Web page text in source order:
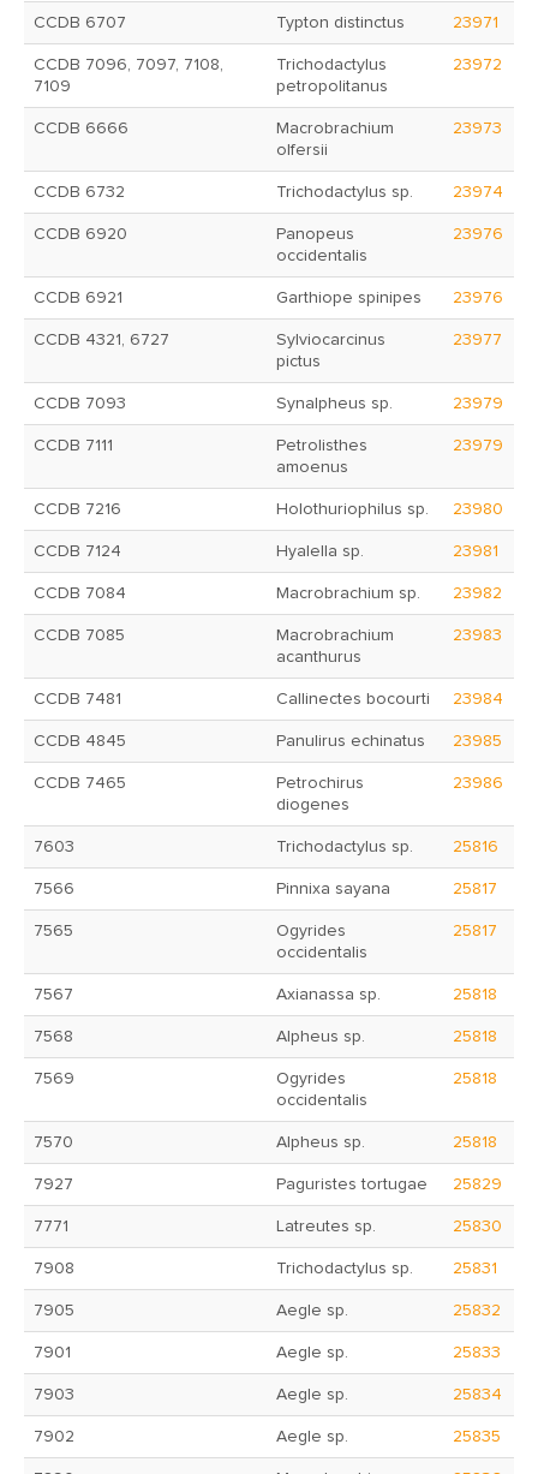
CCDB 6707 Typton distinctus 23971
CCDB 7096, 7097, 7108,
7109
Trichodactylus
petropolitanus
23972
CCDB 6666
Macrobrachium
olfersii
23973
CCDB 6732 Trichodactylus sp. 23974
CCDB 6920
Panopeus
occidentalis
23976
CCDB 6921 Garthiope spinipes 23976
CCDB 4321, 6727
Sylviocarcinus
pictus
23977
CCDB 7093 Synalpheus sp. 23979
CCDB 7111
Petrolisthes
amoenus
23979
CCDB 7216 Holothuriophilus sp. 23980
CCDB 7124 Hyalella sp. 23981
CCDB 7084 Macrobrachium sp. 23982
CCDB 7085
Macrobrachium
acanthurus
23983
CCDB 7481 Callinectes bocourti 23984
CCDB 4845 Panulirus echinatus 23985
CCDB 7465
Petrochirus
diogenes
23986
7603 Trichodactylus sp. 25816
7566 Pinnixa sayana 25817
7565
Ogyrides
occidentalis
25817
7567 Axianassa sp. 25818
7568 Alpheus sp. 25818
7569
Ogyrides
occidentalis
25818
7570 Alpheus sp. 25818
7927 Paguristes tortugae 25829
7771 Latreutes sp. 25830
7908 Trichodactylus sp. 25831
7905 Aegle sp. 25832
7901 Aegle sp. 25833
7903 Aegle sp. 25834
7902 Aegle sp. 25835